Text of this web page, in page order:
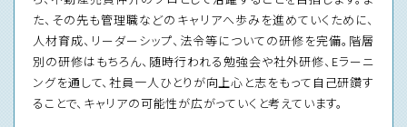
た、その先も管理職などのキャリアへ歩みを進めていくために、
人材育成、リーダーシップ、法令等についての研修を完備。階層
別の研修はもちろん、随時行われる勉強会や社外研修、Eラーニ
ングを通して、社員一人ひとりが向上心と志をもって自己研鑽す
ることで、キャリアの可能性が広がっていくと考えています。